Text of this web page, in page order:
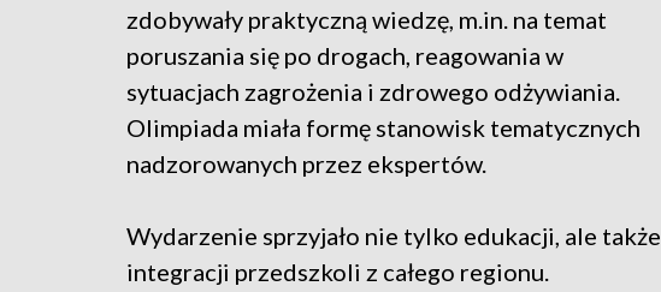
zdobywały praktyczną wiedzę, m.in. na temat
poruszania się po drogach, reagowania w
sytuacjach zagrożenia i zdrowego odżywiania.
Olimpiada miała formę stanowisk tematycznych
nadzorowanych przez ekspertów.
Wydarzenie sprzyjało nie tylko edukacji, ale także
integracji przedszkoli z całego regionu.